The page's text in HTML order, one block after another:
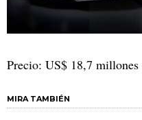
Precio: US$ 18,7 millones
MIRA TAMBIÉN